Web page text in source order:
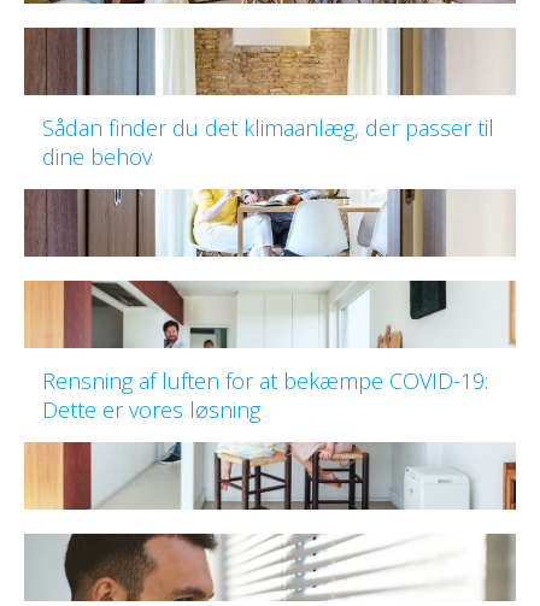
Sådan finder du det klimaanlæg, der passer til
dine behov
Rensning af luften for at bekæmpe COVID-19:
Dette er vores løsning